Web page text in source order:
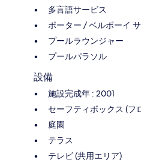
多言語サービス
ポーター / ベルボーイ
プールラウンジャー
プールパラソル
設備
施設完成年 : 2001
セーフティボックス (フ
庭園
テラス
テレビ (共用エリア)